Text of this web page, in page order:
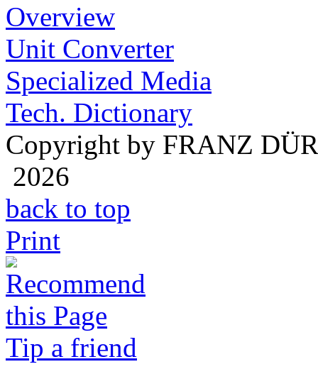
Overview
Unit Converter
Specialized Media
Tech. Dictionary
Copyright by FRANZ
2026
back to top
Print
Tip a friend